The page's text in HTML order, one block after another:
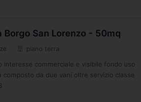
San Lorenzo - 50mq
piano terra
interesse commerciale e visibile fondo uso
da due vani oltre servizio classe